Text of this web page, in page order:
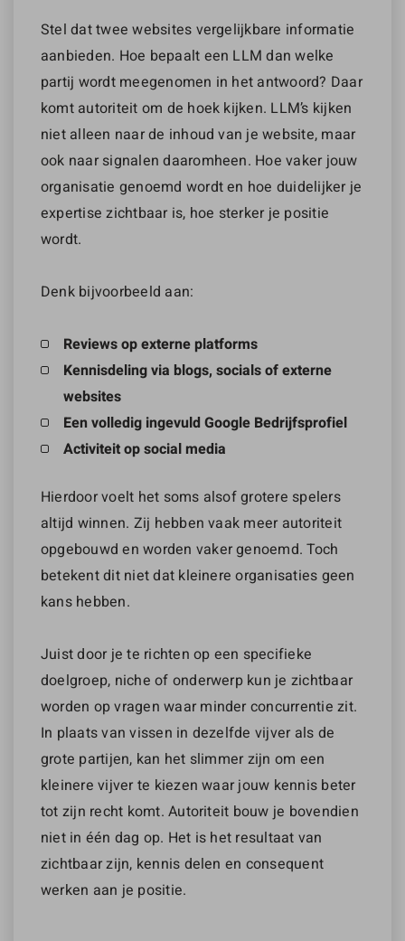
Stel dat twee websites vergelijkbare informatie
aanbieden. Hoe bepaalt een LLM dan welke
partij wordt meegenomen in het antwoord? Daar
komt autoriteit om de hoek kijken. LLM’s kijken
niet alleen naar de inhoud van je website, maar
ook naar signalen daaromheen. Hoe vaker jouw
organisatie genoemd wordt en hoe duidelijker je
expertise zichtbaar is, hoe sterker je positie
wordt.
Denk bijvoorbeeld aan:
Reviews op externe platforms
Kennisdeling via blogs, socials of externe
websites
Een volledig ingevuld Google Bedrijfsprofiel
Activiteit op social media
Hierdoor voelt het soms alsof grotere spelers
altijd winnen. Zij hebben vaak meer autoriteit
opgebouwd en worden vaker genoemd. Toch
betekent dit niet dat kleinere organisaties geen
kans hebben.
Juist door je te richten op een specifieke
doelgroep, niche of onderwerp kun je zichtbaar
worden op vragen waar minder concurrentie zit.
In plaats van vissen in dezelfde vijver als de
grote partijen, kan het slimmer zijn om een
kleinere vijver te kiezen waar jouw kennis beter
tot zijn recht komt. Autoriteit bouw je bovendien
niet in één dag op. Het is het resultaat van
zichtbaar zijn, kennis delen en consequent
werken aan je positie.